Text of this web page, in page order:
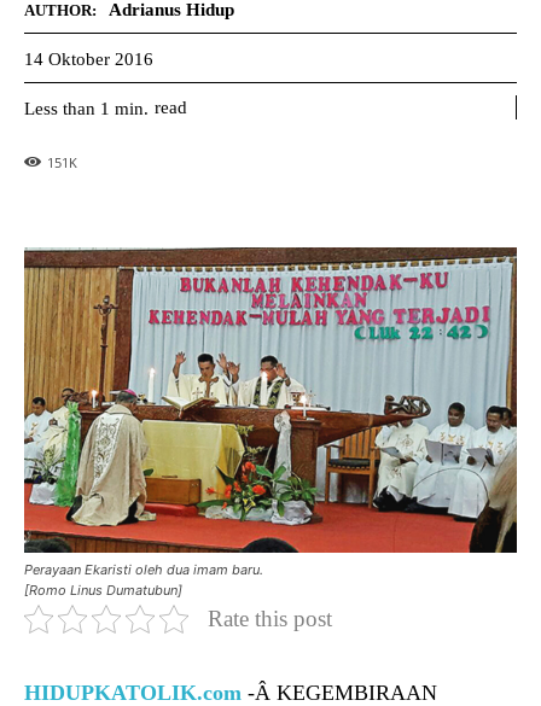
AUTHOR: Adrianus Hidup
14 Oktober 2016
Less than 1 min. read
151 K
Perayaan Ekaristi oleh dua imam baru.
[Romo Linus Dumatubun]
Rate this post
HIDUPKATOLIK.com -Â KEGEMBIRAAN